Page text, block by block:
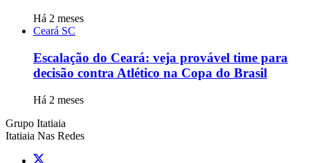
Há 2 meses
Ceará SC
Escalação do Ceará: veja provável time para
decisão contra Atlético na Copa do Brasil
Há 2 meses
Grupo Itatiaia
Itatiaia Nas Redes